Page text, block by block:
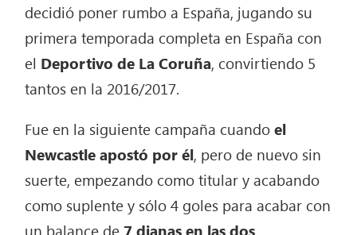
decidió poner rumbo a España, jugando su
primera temporada completa en España con
el Deportivo de La Coruña, convirtiendo 5
tantos en la 2016/2017.
Fue en la siguiente campaña cuandoel
Newcastle apostó por él, pero de nuevo sin
suerte, empezando como titular y acabando
como suplente y sólo 4 goles para acabar con
un balance de 7 dianas en las dos